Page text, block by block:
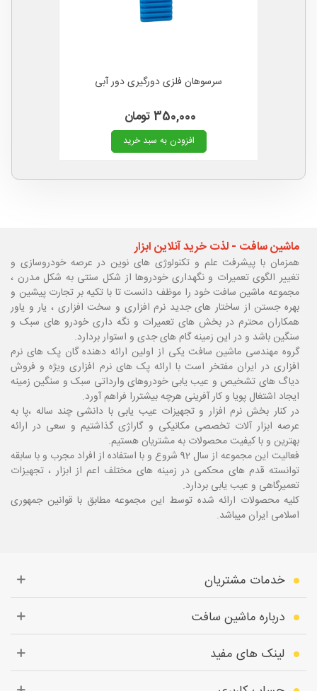
سرسوهان فلزی دورگیری دور آبی
350,000 تومان
افزودن به سبد خرید
ماشین سافت - لذت خرید آنلاین ابزار
همزمان با پیشرفت علم و تکنولوژی های نوین در عرصه خودروسازی و
تغییر الگوی تعمیرات و نگهداری خودروها از شکل سنتی به شکل مدرن ،
مجموعه ماشین سافت خود را موظف دانست تا با تکیه بر تجارت پیشین و
بهره جستن از ساختار های جدید نرم افزاری و سخت افزاری ، یار و یاور
همکاران محترم در بخش های تعمیرات و نگه داری خودرو های سبک و
سنگین باشد و در این زمینه گام های جدی و استوار بردارد.
گروه مهندسی ماشین سافت یکی از اولین ارائه دهنده گان پک های نرم
افزاری در ایران مفتخر است با ارائه پک های نرم افزاری ویژه و فروش
دیاگ های تشخیص و عیب یابی خودروهای وارداتی سبک و سنگین زمینه
ایجاد اشتغال پویا و کار آفرینی هرچه بیشتررا فراهم آورد.
در کنار بخش نرم افزار و تجهیزات عیب یابی با دانشی چند ساله ،پا به
عرصه ابزار آلات تخصصی مکانیکی و گاراژی گذاشتیم و سعی در ارائه
بهترین و با کیفیت محصولات به مشتریان هستیم.
فعالیت این مجموعه از سال 92 شروع و با استفاده از افراد مجرب و با سابقه
توانسته قدم های محکمی در زمینه های مختلف اعم از ابزار ، تجهیزات
تعمیرگاهی و عیب یابی بردارد.
کلیه محصولات ارائه شده توسط این مجموعه مطابق با قوانین جمهوری
اسلامی ایران میباشد.
خدمات مشتریان
درباره ماشین سافت
لینک های مفید